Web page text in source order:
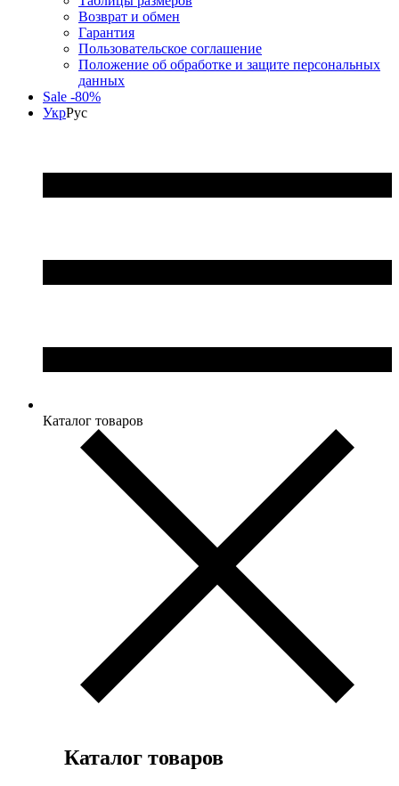
Возврат и обмен
Гарантия
Пользовательское соглашение
Положение об обработке и защите персональных
данных
Sale -80%
УкрРус
Каталог товаров
Каталог товаров